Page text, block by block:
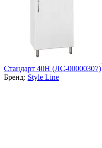
Стандарт 40Н (ЛС-00000307)
Бренд: Style Line